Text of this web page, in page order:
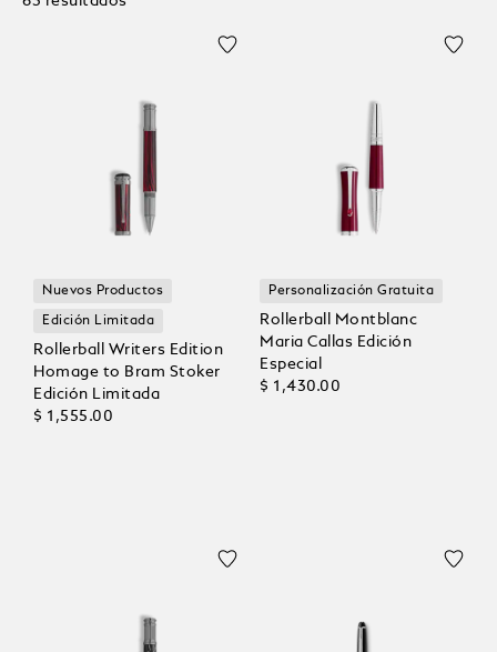
Nuevos Productos
Edición Limitada
Rollerball Writers Edition
Homage to Bram Stoker
Edición Limitada
$ 1,555.00
Personalización Gratuita
Rollerball Montblanc
Maria Callas Edición
Especial
$ 1,430.00